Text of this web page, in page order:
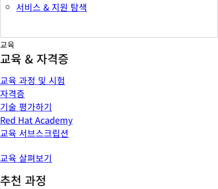
서비스 & 지원 탐색
교육
교육 & 자격증
교육 과정 및 시험
자격증
기술 평가하기
Red Hat Academy
교육 서브스크립션
교육 살펴보기
추천 과정